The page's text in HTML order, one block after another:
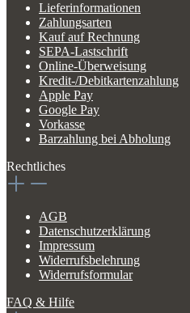
Lieferinformationen
Zahlungsarten
Kauf auf Rechnung
SEPA-Lastschrift
Online-Überweisung
Kredit-/Debitkartenzahlung
Apple Pay
Google Pay
Vorkasse
Barzahlung bei Abholung
Rechtliches
AGB
Datenschutzerklärung
Impressum
Widerrufsbelehrung
Widerrufsformular
FAQ & Hilfe